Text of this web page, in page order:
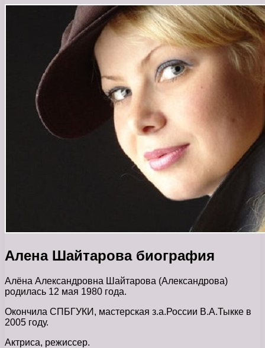
Алена Шайтарова биография
Алёна Александровна Шайтарова (Александрова)
родилась 12 мая 1980 года.
Окончила СПБГУКИ, мастерская з.а.России В.А.Тыкке в
2005 году.
Актриса, режиссер.